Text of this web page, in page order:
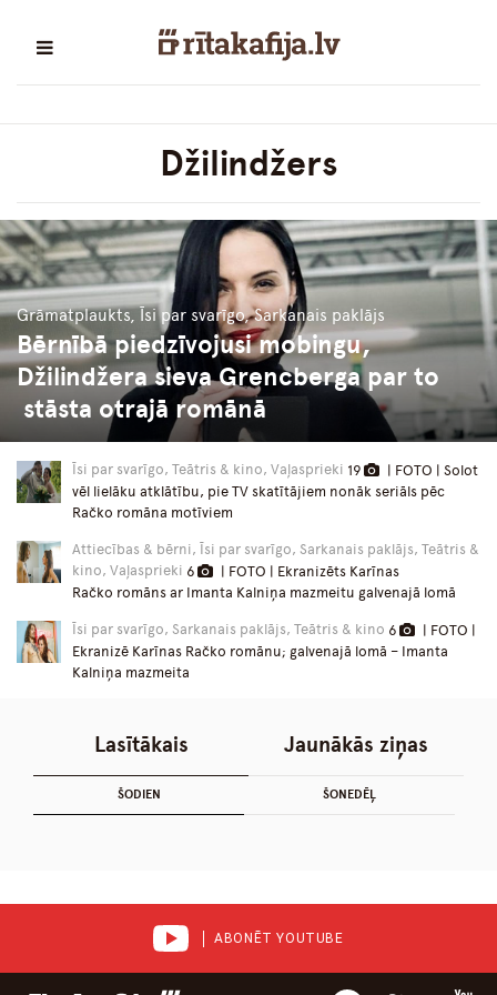
Džilindžers
Grāmatplaukts, Īsi par svarīgo, Sarkanais paklājs
Bērnībā piedzīvojusi mobingu,
Džilindžera sieva Grencberga par to
stāsta otrajā romānā
Īsi par svarīgo, Teātris & kino, Vaļasprieki 19
| FOTO | Solot
vēl lielāku atklātību, pie TV skatītājiem nonāk seriāls pēc
Račko romāna motīviem
Attiecības & bērni, Īsi par svarīgo, Sarkanais paklājs, Teātris &
kino, Vaļasprieki 6
| FOTO | Ekranizēts Karīnas
Račko romāns ar Imanta Kalniņa mazmeitu galvenajā lomā
Īsi par svarīgo, Sarkanais paklājs, Teātris & kino 6
| FOTO |
Ekranizē Karīnas Račko romānu; galvenajā lomā – Imanta
Kalniņa mazmeita
Lasītākais
ŠODIEN ŠONEDĒĻ
Jaunākās ziņas
ABONĒT YOUTUBE